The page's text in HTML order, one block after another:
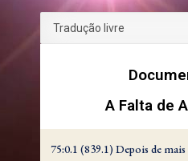
A Falta de
75:0.1 (839.1) Depois de